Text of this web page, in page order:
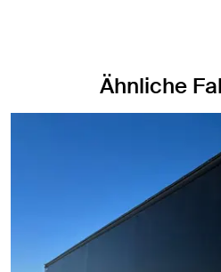
Ähnliche